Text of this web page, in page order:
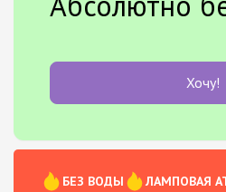
Хочу!
БЕЗ ВОДЫ
ЛАМПОВАЯ